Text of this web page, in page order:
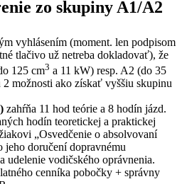
zo skupiny A1/A2
vyhlásením (moment. len podpisom
tlačivo už netreba dokladovať), že
125 cm3 a 11 kW) resp. A2 (do 35
možnosti ako získať vyššiu skupinu
zahŕňa 11 hod teórie a 8 hodín jázd.
hodín teoretickej a praktickej
„Osvedčenie o absolvovaní
jeho doručení dopravnému
udelenie vodičského oprávnenia.
cenníka pobočky + správny